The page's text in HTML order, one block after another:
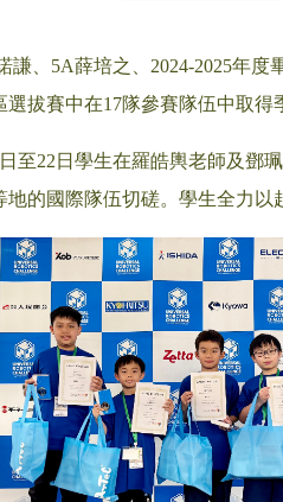
謙、5A薛培之、2024-2025年度
選拔賽中在17隊參賽隊伍中取得
至22日學生在羅皓輿老師及鄧
地的國際隊伍切磋。學生全力